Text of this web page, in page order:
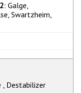
: Galge,
Swartzheim,
, Destabilizer